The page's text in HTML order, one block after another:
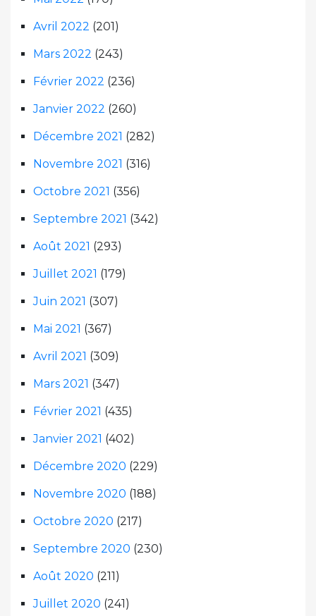
Avril 2022 (201)
Mars 2022 (243)
Février 2022 (236)
Janvier 2022 (260)
Décembre 2021 (282)
Novembre 2021 (316)
Octobre 2021 (356)
Septembre 2021 (342)
Août 2021 (293)
Juillet 2021 (179)
Juin 2021 (307)
Mai 2021 (367)
Avril 2021 (309)
Mars 2021 (347)
Février 2021 (435)
Janvier 2021 (402)
Décembre 2020 (229)
Novembre 2020 (188)
Octobre 2020 (217)
Septembre 2020 (230)
Août 2020 (211)
Juillet 2020 (241)